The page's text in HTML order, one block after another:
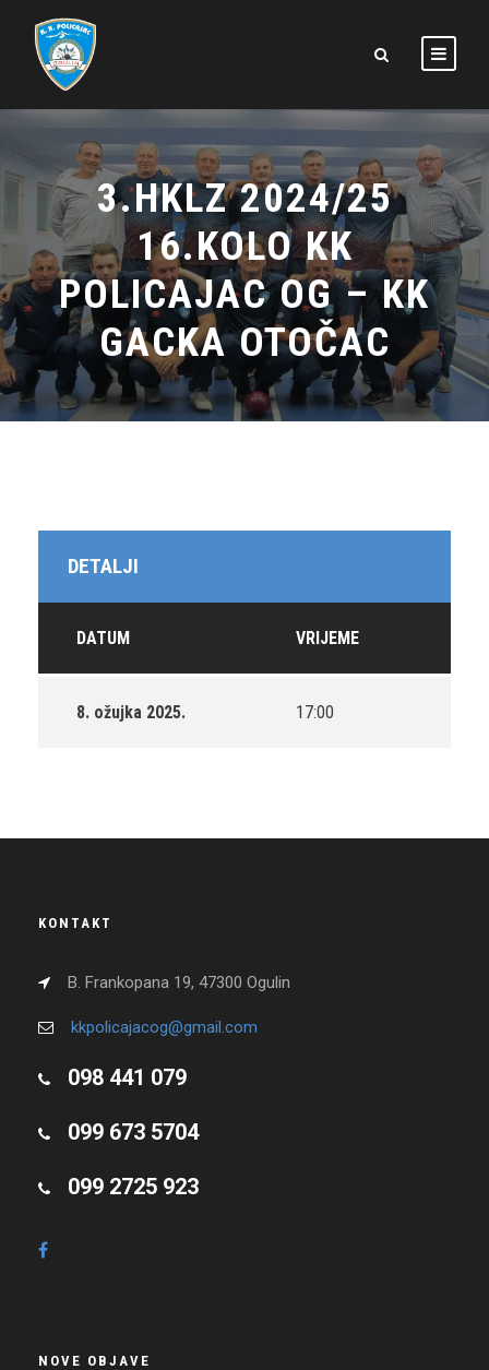
3.HKLZ 2024/25
16.KOLO KK
POLICAJAC OG – KK
GACKA OTOČAC
DETALJI
DATUM VRIJEME
8. ožujka 2025. 17:00
KONTAKT
B. Frankopana 19, 47300 Ogulin
kkpolicajacog@gmail.com
098 441 079
099 673 5704
099 2725 923
NOVE OBJAVE